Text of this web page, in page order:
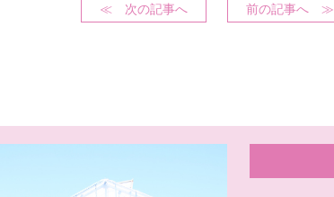
≪ 次の記事へ 前の記事へ ≫